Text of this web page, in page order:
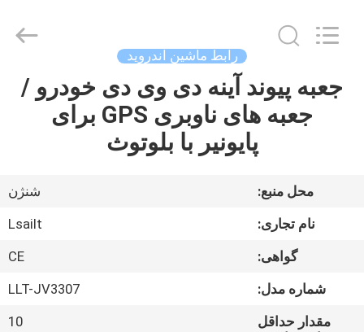
خانه
Electron
Co.,Ltd.
رابط ماشین اندروید
جعبه پیوند آینه دی وی دی خودرو /
جعبه های ناوبری GPS برای
پایونیر با بلوتوث
محل منبع:
شنژن
نام تجاری:
Lsailt
گواهی:
CE
شماره مدل:
LLT-JV3307
مقدار حداقل
10